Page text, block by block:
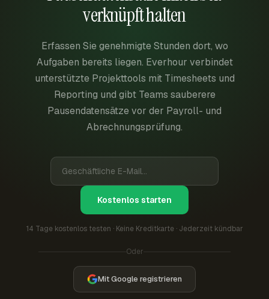
verknüpft halten
Erfassen Sie genehmigte Stunden dort, wo
Aufgaben bereits liegen. Everhour verbindet
unterstützte Projekttools mit Timesheets und
Reporting und gibt Teams sauberere
Pausendatensätze vor der Payroll- und
Abrechnungsprüfung.
Kostenlos starten
14 Tage kostenlos testen · Keine Kreditkarte · Jederzeit kündbar
Oder
Mit Google registrieren